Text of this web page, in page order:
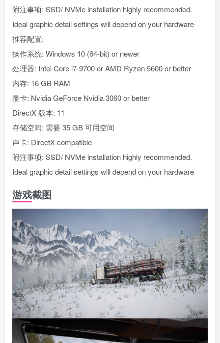
附注事项: SSD/ NVMe installation highly recommended.
Ideal graphic detail settings will depend on your hardware
推荐配置:
操作系统: Windows 10 (64-bit) or newer
处理器: Intel Core i7-9700 or AMD Ryzen 5600 or better
内存: 16 GB RAM
显卡: Nvidia GeForce Nvidia 3060 or better
DirectX 版本: 11
存储空间: 需要 35 GB 可用空间
声卡: DirectX compatible
附注事项: SSD/ NVMe installation highly recommended.
Ideal graphic detail settings will depend on your hardware
游戏截图